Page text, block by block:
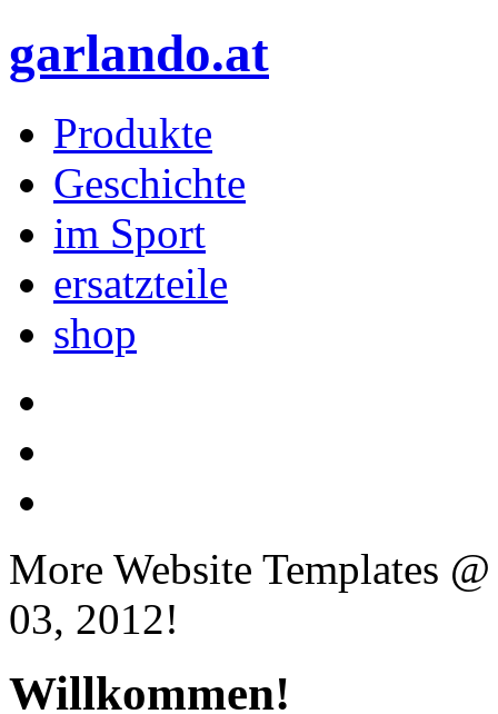
garlando.at
Produkte
Geschichte
im Sport
ersatzteile
shop
More Website Templates
03, 2012!
Willkommen!